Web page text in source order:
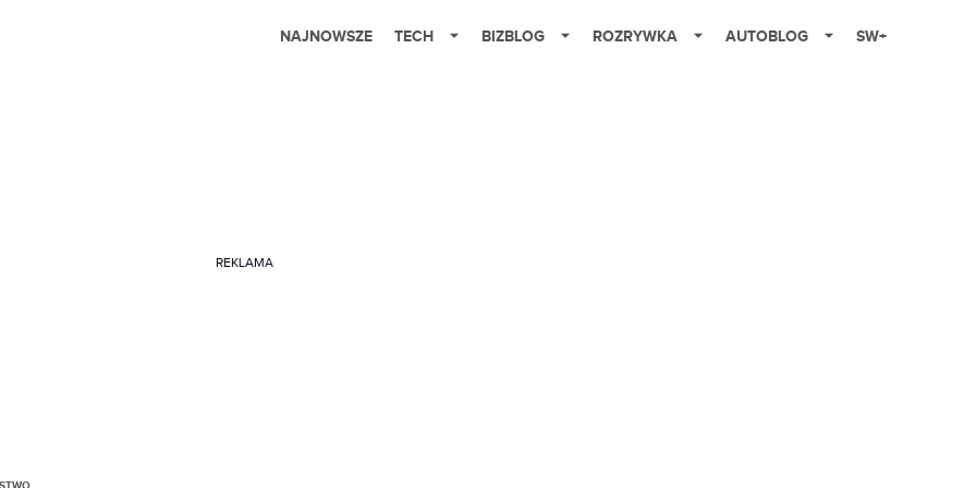
NAJNOWSZE TECH BIZBLOG ROZRYWKA AUTOBLOG SW+
REKLAMA